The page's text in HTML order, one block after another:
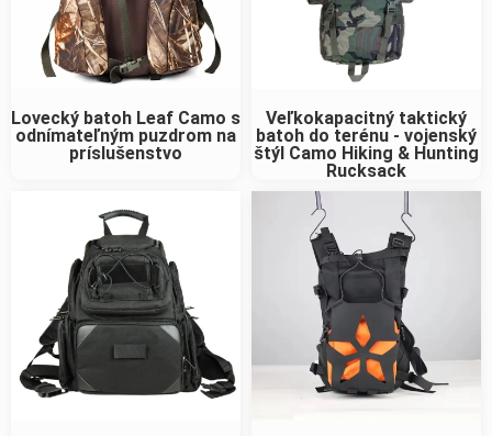
Lovecký batoh Leaf Camo s
odnímateľným puzdrom na
príslušenstvo
Veľkokapacitný taktický
batoh do terénu - vojenský
štýl Camo Hiking & Hunting
Rucksack